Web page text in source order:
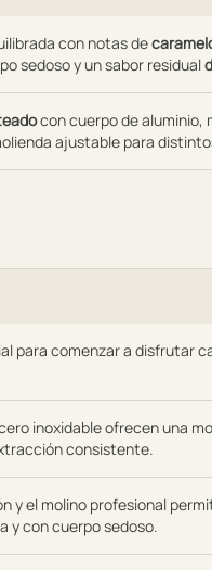
con notas de
sedoso y un sabor residual
con cuerpo de aluminio,
ajustable para
para comenzar a disfrutar
inoxidable ofrecen una
consistente.
y el molino profesional
y con cuerpo sedoso.